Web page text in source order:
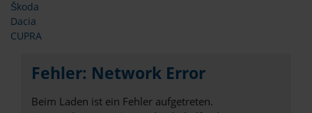
Škoda
Dacia
CUPRA
Fehler: Network Error
Beim Laden ist ein Fehler aufgetreten.